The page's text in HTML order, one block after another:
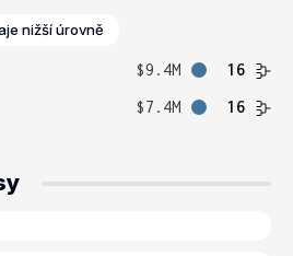
nižší úrovně
$9.4M
16
$7.4M 16